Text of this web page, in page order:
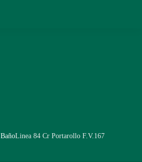
Linea 84 Cr Portarollo F.V.167